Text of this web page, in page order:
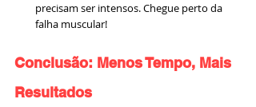
precisam ser intensos. Chegue perto da
falha muscular!
Conclusão: Menos Tempo, Mais
Resultados